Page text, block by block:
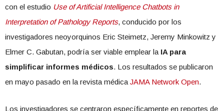
con el estudio Use of Artificial Intelligence Chatbots in
Interpretation of Pathology Reports, conducido por los
investigadores neoyorquinos Eric Steimetz, Jeremy Minkowitz y
Elmer C. Gabutan, podría ser viable emplear la IA para
simplificar informes médicos. Los resultados se publicaron
en mayo pasado en la revista médica JAMA Network Open.
Los investigadores se centraron específicamente en reportes de